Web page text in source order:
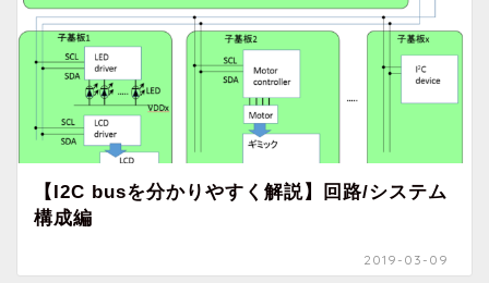
【I2C busを分かりやすく解説】回路/システム
構成編
2019-03-09